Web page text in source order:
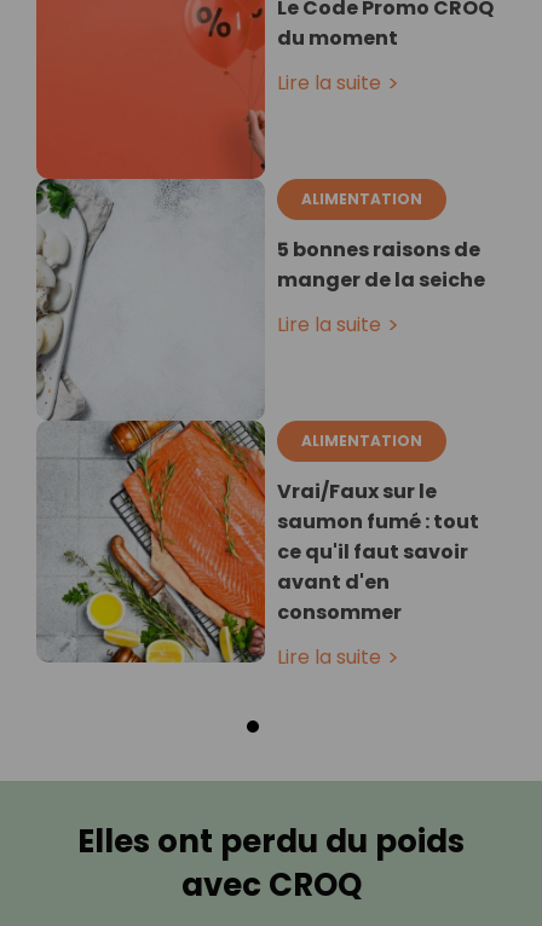
Le Code Promo CROQ
du moment
Lire la suite
ALIMENTATION
5 bonnes raisons de
manger de la seiche
Lire la suite
ALIMENTATION
Vrai/Faux sur le
saumon fumé : tout
ce qu'il faut savoir
avant d'en
consommer
Lire la suite
Elles ont perdu du poids
avec CROQ